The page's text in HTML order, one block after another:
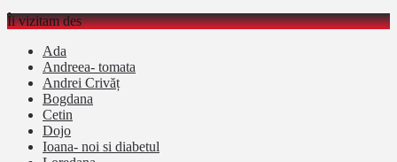
Îi vizitam des
Ada
Andreea- tomata
Andrei Crivăț
Bogdana
Cetin
Dojo
Ioana- noi si diabetul